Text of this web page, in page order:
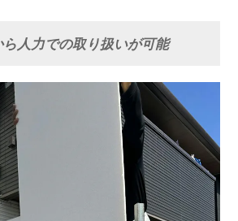
ら人力での取り扱いが可能